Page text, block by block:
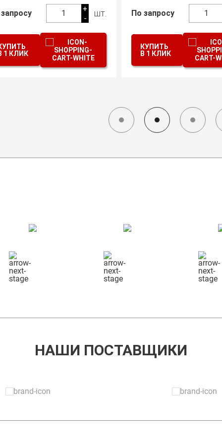
1
+
-
шт.
1 КЛИК
По запросу 1
КУПИТЬ
В 1 КЛИК
НАШИ ПОСТАВЩИКИ